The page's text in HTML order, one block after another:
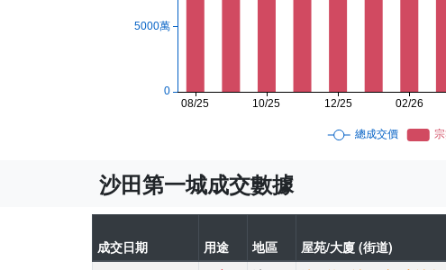
沙田第一城成交數據
成交日期 用途 地區 屋苑/大廈 (街道)